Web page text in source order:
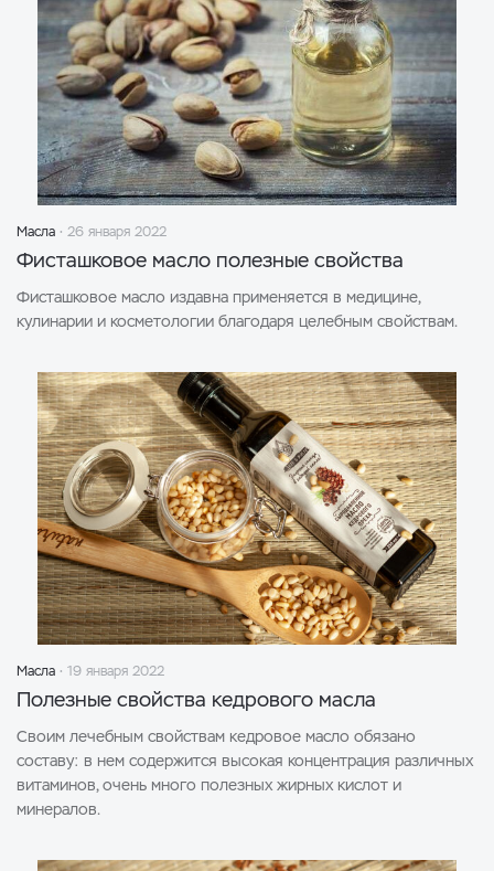
Масла 26 января 2022
Фисташковое масло полезные свойства
Фисташковое масло издавна применяется в медицине,
кулинарии и косметологии благодаря целебным свойствам.
Масла 19 января 2022
Полезные свойства кедрового масла
Своим лечебным свойствам кедровое масло обязано
составу: в нем содержится высокая концентрация различных
витаминов, очень много полезных жирных кислот и
минералов.